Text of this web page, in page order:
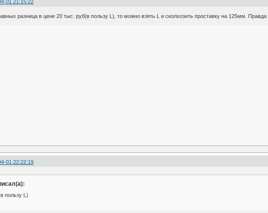
01 21:15:22
разница в цене 20 тыс. руб(в пользу L), то можно взять L и сколхозить проставку на 125мм.
01 22:22:19
пользу L)